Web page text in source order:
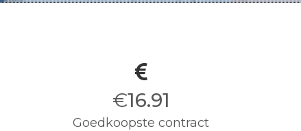
€17.00
Goedkoopste contract